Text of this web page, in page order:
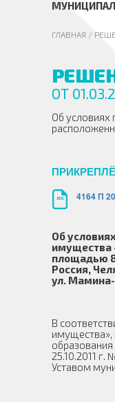
ГЛАВНАЯ /
ОТ
Об
.DOC 4164 П
Об условиях
имущества
площадью
Россия,
ул.
В
25.10.2011
Уставом